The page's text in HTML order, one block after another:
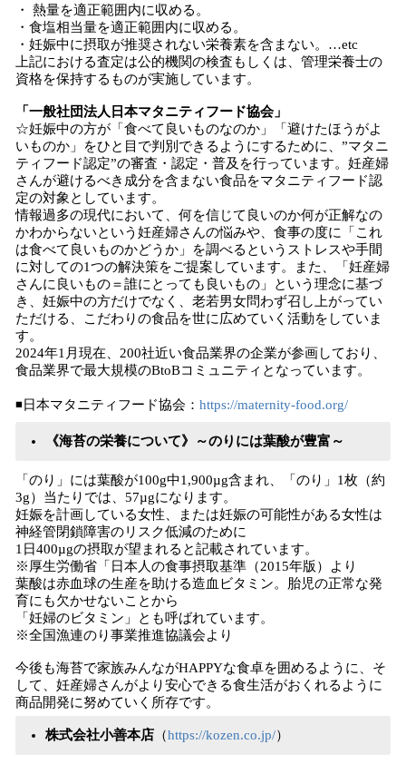
・ 熱量を適正範囲内に収める。
・食塩相当量を適正範囲内に収める。
・妊娠中に摂取が推奨されない栄養素を含まない。…etc
上記における査定は公的機関の検査もしくは、管理栄養士の
資格を保持するものが実施しています。
「一般社団法人日本マタニティフード協会」
☆妊娠中の方が「食べて良いものなのか」「避けたほうがよ
いものか」をひと目で判別できるようにするために、”マタニ
ティフード認定”の審査・認定・普及を行っています。妊産婦
さんが避けるべき成分を含まない食品をマタニティフード認
定の対象としています。
情報過多の現代において、何を信じて良いのか何が正解なの
かわからないという妊産婦さんの悩みや、食事の度に「これ
は食べて良いものかどうか」を調べるというストレスや手間
に対しての1つの解決策をご提案しています。また、「妊産婦
さんに良いもの＝誰にとっても良いもの」という理念に基づ
き、妊娠中の方だけでなく、老若男女問わず召し上がってい
ただける、こだわりの食品を世に広めていく活動をしていま
す。
2024年1月現在、200社近い食品業界の企業が参画しており、
食品業界で最大規模のBtoBコミュニティとなっています。
◾️日本マタニティフード協会： https://maternity-food.org/
《海苔の栄養について》～のりには葉酸が豊富～
「のり」には葉酸が100g中1,900µg含まれ、「のり」1枚（約
3g）当たりでは、57µgになります。
妊娠を計画している女性、または妊娠の可能性がある女性は
神経管閉鎖障害のリスク低減のために
1日400µgの摂取が望まれると記載されています。
※厚生労働省「日本人の食事摂取基準（2015年版）より
葉酸は赤血球の生産を助ける造血ビタミン。胎児の正常な発
育にも欠かせないことから
「妊婦のビタミン」とも呼ばれています。
※全国漁連のり事業推進協議会より
今後も海苔で家族みんながHAPPYな食卓を囲めるように、そ
して、妊産婦さんがより安心できる食生活がおくれるように
商品開発に努めていく所存です。
株式会社小善本店 （https://kozen.co.jp/）